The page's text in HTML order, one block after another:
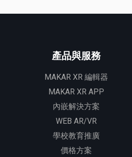
產品與服務
MAKAR XR 編輯器
MAKAR XR APP
內嵌解決方案
WEB AR/VR
學校教育推廣
價格方案